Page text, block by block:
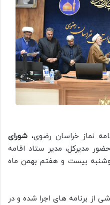
نماز خراسان رضوی، شورای
مدیرکل، مدیر ستاد اقامه
بیست و هفتم بهمن ماه
از برنامه های اجرا شده و در